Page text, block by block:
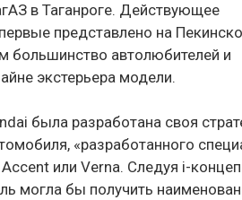
в Таганроге. Действующее
представлено на
большинство автолюбителей и
экстерьера модели.
была разработана своя
«разработанного
или Verna. Следуя i-
могла бы получить